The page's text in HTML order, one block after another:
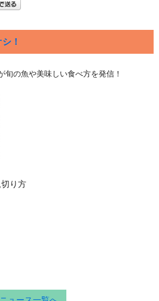
！
旬の魚や美味しい食べ方を発信！
り方